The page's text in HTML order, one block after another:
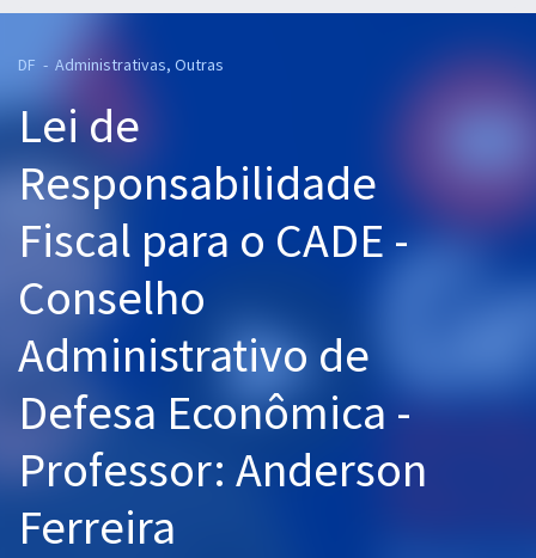
Cursos 20% OFF
Pós
Graduação
OAB
Mentorias
Questões grátis
Conteúdo gratuito
Aprovados
DF - Administrativas, Outras
Lei de
Responsabilidade
Fiscal para o CADE -
Conselho
Administrativo de
Defesa Econômica -
Professor: Anderson
Ferreira